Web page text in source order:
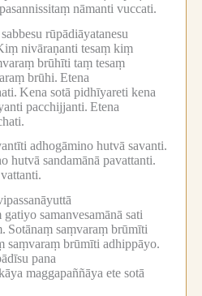
nāmanti vuccati.
rūpādiāyatanesu
nivāraṇanti tesaṃ kiṃ
brūhīti taṃ tesaṃ
brūhi. Etena
Kena sotā pidhīyareti kena
pacchijjanti. Etena
adhogāmino hutvā savanti.
hutvā sandamānā pavattanti.
samanvesamānā sati
Sotānaṃ saṃvaraṃ brūmīti
saṃvaraṃ brūmīti adhippāyo.
pana
maggapaññāya ete sotā